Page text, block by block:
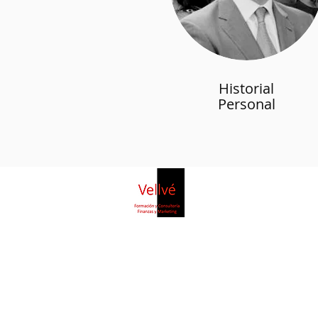
Historial
Personal